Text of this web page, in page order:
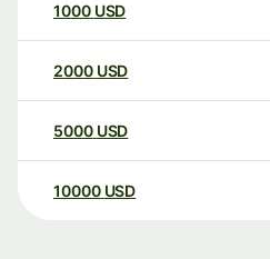
1000 USD
2000 USD
5000 USD
10000 USD